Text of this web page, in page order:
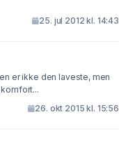
25. jul 2012 kl. 14:43
er ikke den laveste, men
26. okt 2015 kl. 15:56